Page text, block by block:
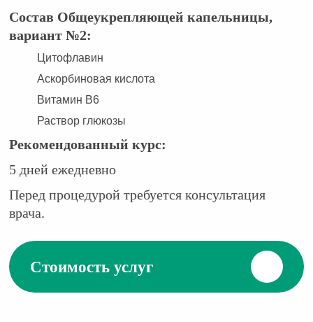
Состав Общеукрепляющей капельницы,
вариант №2:
Цитофлавин
Аскорбиновая кислота
Витамин В6
Раствор глюкозы
Рекомендованный курс:
5 дней ежедневно
Перед процедурой требуется консультация
врача.
Стоимость услуг